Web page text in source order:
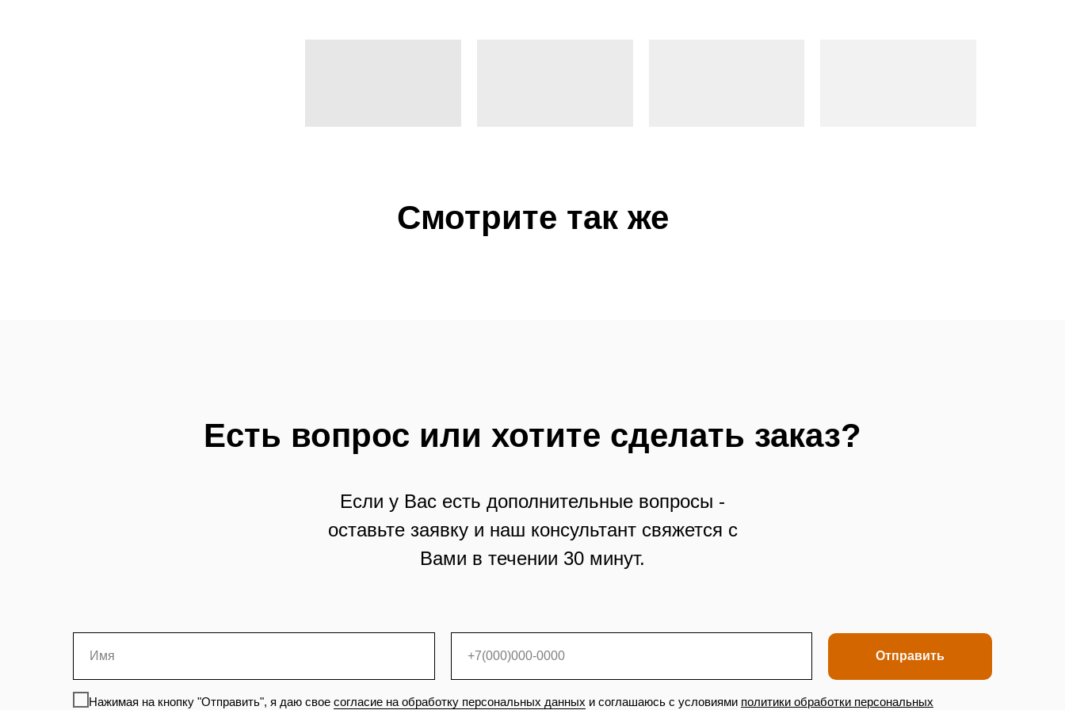
Смотрите так же
Есть вопрос или хотите сделать заказ?
Если у Вас есть дополнительные вопросы -
оставьте заявку и наш консультант свяжется с
Вами в течении 30 минут.
Нажимая на кнопку "Отправить", я даю свое согласие на обработку персональных данных и соглашаюсь с условиями политики обработки персональных
Отправить